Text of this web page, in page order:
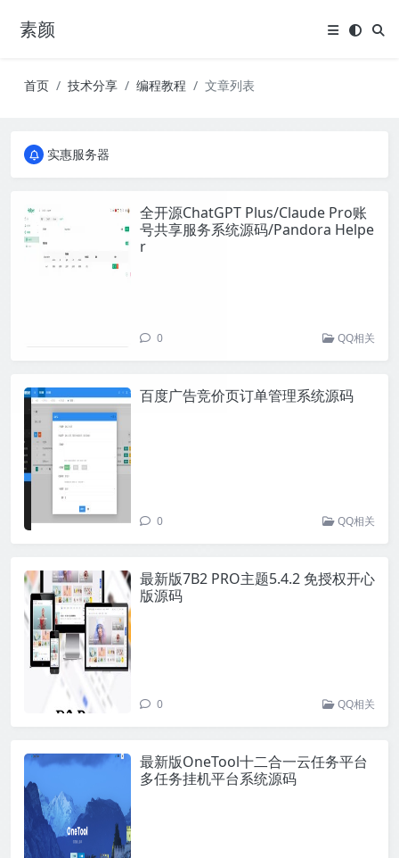
素颜
首页 技术分享 编程教程 文章列表
全国免费包邮流量卡
实惠服务器
全开源ChatGPT Plus/Claude Pro账
号共享服务系统源码/Pandora Helpe
r
0 QQ相关
百度广告竞价页订单管理系统源码
0 QQ相关
最新版7B2 PRO主题5.4.2 免授权开心
版源码
0 QQ相关
最新版OneTool十二合一云任务平台
多任务挂机平台系统源码